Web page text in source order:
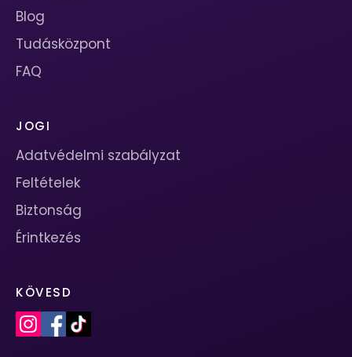
Blog
Tudásközpont
FAQ
JOGI
Adatvédelmi szabályzat
Feltételek
Biztonság
Érintkezés
KÖVESD